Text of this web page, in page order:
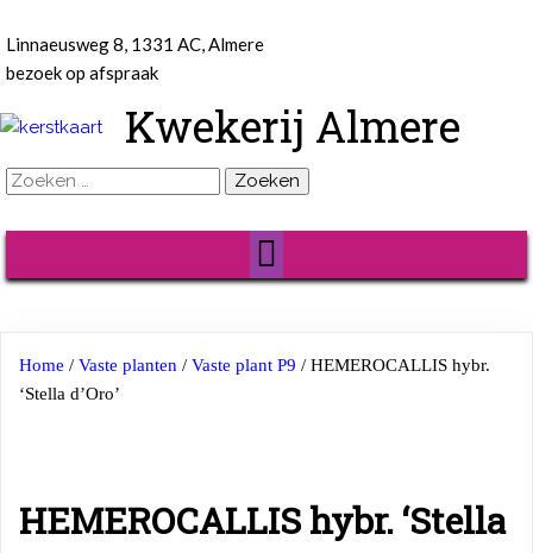
Linnaeusweg 8, 1331 AC, Almere
bezoek op afspraak
Kwekerij Almere
Zoeken
Home / Vaste planten / Vaste plant P9 / HEMEROCALLIS hybr.
‘Stella d’Oro’
HEMEROCALLIS hybr. ‘Stella